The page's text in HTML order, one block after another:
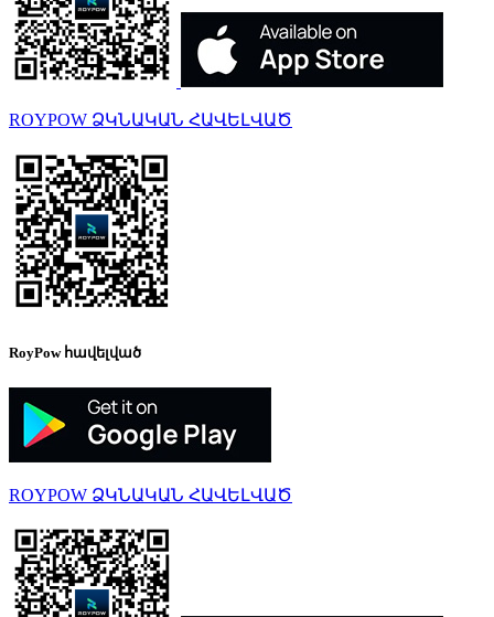
ROYPOW ՁԿՆԱԿԱՆ ՀԱՎԵԼՎԱԾ
RoyPow հավելված
ROYPOW ՁԿՆԱԿԱՆ ՀԱՎԵԼՎԱԾ